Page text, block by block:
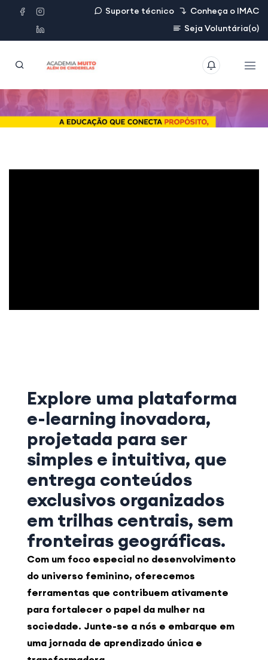
Suporte técnico
Conheça o IMAC
Seja Voluntária(o)
Explore uma plataforma
e-learning inovadora,
projetada para ser
simples e intuitiva, que
entrega conteúdos
exclusivos organizados
em trilhas centrais, sem
fronteiras geográficas.
Com um foco especial no desenvolvimento
do universo feminino, oferecemos
ferramentas que contribuem ativamente
para fortalecer o papel da mulher na
sociedade. Junte-se a nós e embarque em
uma jornada de aprendizado única e